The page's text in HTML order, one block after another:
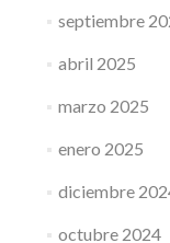
septiembre
abril 2025
marzo 2025
enero 2025
diciembre
octubre 2024